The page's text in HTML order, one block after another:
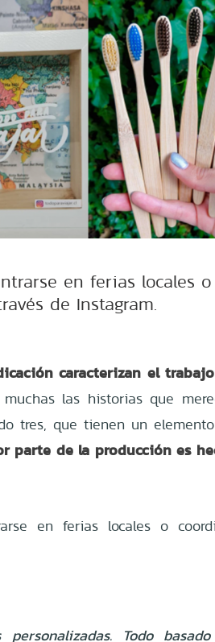
en ferias locales o
de Instagram.
caracterizan el
las historias que
tres, quetienen un
parte de la producción es
en ferias locales o
Todo